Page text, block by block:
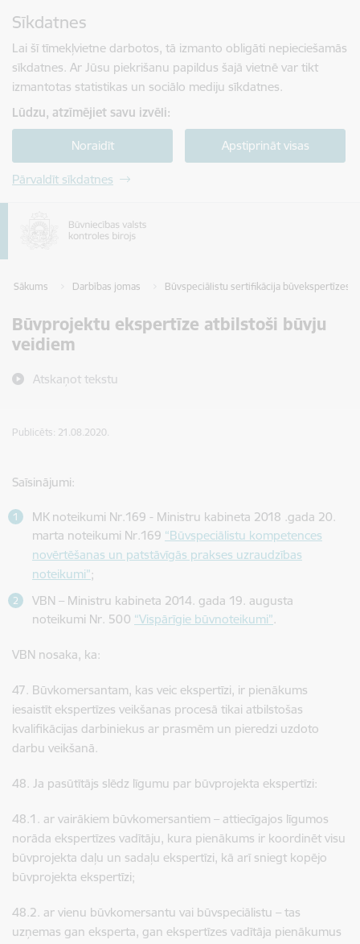
Sīkdatnes
Lai šī tīmekļvietne darbotos, tā izmanto obligāti nepieciešamās
sīkdatnes. Ar Jūsu piekrišanu papildus šajā vietnē var tikt
izmantotas statistikas un sociālo mediju sīkdatnes.
Lūdzu, atzīmējiet savu izvēli:
Noraidīt Apstiprināt visas
Pārvaldīt sīkdatnes
Sākums Darbības jomas Būvspeciālistu sertifikācija būvekspertīzes
Būvprojektu ekspertīze atbilstoši būvju
veidiem
Atskaņot tekstu
Publicēts: 21.08.2020.
Saīsinājumi:
MK noteikumi Nr.169 - Ministru kabineta 2018 .gada 20.
marta noteikumi Nr.169 “Būvspeciālistu kompetences
novērtēšanas un patstāvīgās prakses uzraudzības
noteikumi”;
VBN – Ministru kabineta 2014. gada 19. augusta
noteikumi Nr. 500 “Vispārīgie būvnoteikumi”.
VBN nosaka, ka:
47. Būvkomersantam, kas veic ekspertīzi, ir pienākums
iesaistīt ekspertīzes veikšanas procesā tikai atbilstošas
kvalifikācijas darbiniekus ar prasmēm un pieredzi uzdoto
darbu veikšanā.
48. Ja pasūtītājs slēdz līgumu par būvprojekta ekspertīzi:
48.1. ar vairākiem būvkomersantiem – attiecīgajos līgumos
norāda ekspertīzes vadītāju, kura pienākums ir koordinēt visu
būvprojekta daļu un sadaļu ekspertīzi, kā arī sniegt kopējo
būvprojekta ekspertīzi;
48.2. ar vienu būvkomersantu vai būvspeciālistu – tas
uzņemas gan eksperta, gan ekspertīzes vadītāja pienākumus